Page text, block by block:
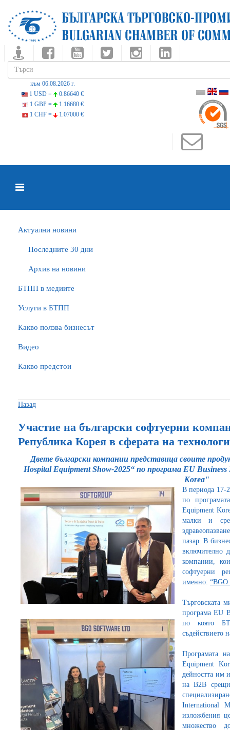
към 06.08.2026 г.
1 USD =
0.86640 €
1 GBP =
1.16680 €
1 CHF =
1.07000 €
Актуални новини
Последните 30 дни
Архив на новини
БTПП в медиите
Услуги в БТПП
Какво ползва бизнесът
Видео
Какво предстои
Назад
Участие на български софтуерни
Република Корея в сферата на
Двете български компании представица своите
Hospital Equipment Show-2025“ по програма EU
Korea"
В периода 17-
по
Equipment
малки и
пазар. В
включително
компании,
софтуерни
именно: “BGO
Търговската
програма EU
по която
съдействието
Програмата
Equipment
дейността им
на В2В
International
изложбения
множество